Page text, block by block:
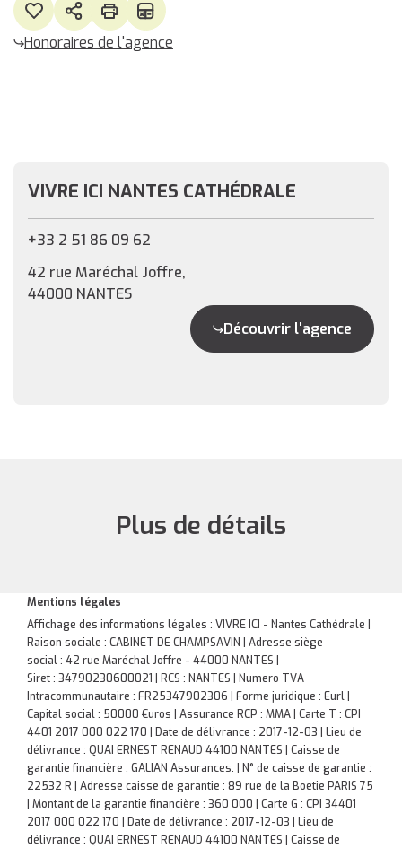
Honoraires de l'agence
VIVRE ICI NANTES CATHÉDRALE
+33 2 51 86 09 62
42 rue Maréchal Joffre,
44000 NANTES
Découvrir l'agence
Plus de détails
Mentions légales
Affichage des informations légales : VIVRE ICI - Nantes Cathédrale |
Raison sociale : CABINET DE CHAMPSAVIN | Adresse siège
social : 42 rue Maréchal Joffre - 44000 NANTES |
Siret : 34790230600021 | RCS : NANTES | Numero TVA
Intracommunautaire : FR25347902306 | Forme juridique : Eurl |
Capital social : 50000 €uros | Assurance RCP : MMA | Carte T : CPI
4401 2017 000 022 170 | Date de délivrance : 2017-12-03 | Lieu de
délivrance : QUAI ERNEST RENAUD 44100 NANTES | Caisse de
garantie financière : GALIAN Assurances. | N° de caisse de garantie :
22532 R | Adresse caisse de garantie : 89 rue de la Boetie PARIS 75
| Montant de la garantie financière : 360 000 | Carte G : CPI 34401
2017 000 022 170 | Date de délivrance : 2017-12-03 | Lieu de
délivrance : QUAI ERNEST RENAUD 44100 NANTES | Caisse de